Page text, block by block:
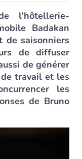
l’hôtellerie-
Badakan
de saisonniers
de diffuser
de générer
travail et les
les
de Bruno